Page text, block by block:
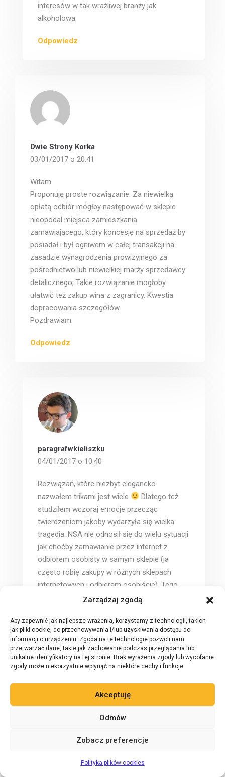
Zarządzaj zgodą
Aby zapewnić jak najlepsze wrażenia, korzystamy z technologii, takich
jak pliki cookie, do przechowywania i/lub uzyskiwania dostępu do
informacji o urządzeniu. Zgoda na te technologie pozwoli nam
przetwarzać dane, takie jak zachowanie podczas przeglądania lub
unikalne identyfikatory na tej stronie. Brak wyrażenia zgody lub wycofanie
zgody może niekorzystnie wpłynąć na niektóre cechy i funkcje.
Akceptuję
Odmów
Zobacz preferencje
Polityka plików cookies
interesów w tak wrażliwej branży jak
alkoholowa.
Odpowiedz
Dwie Strony Korka
03/01/2017 o 20:41
Witam.
Proponuję proste rozwiązanie. Za niewielką
opłatą odbiór mógłby następować w sklepie
nieopodal miejsca zamieszkania
zamawiającego, który koncesję na sprzedaż by
posiadał i był ogniwem w całej transakcji na
zasadzie wynagrodzenia prowizyjnego za
pośrednictwo lub niewielkiej marży sprzedawcy
detalicznego, Takie rozwiązanie mogłoby
ułatwić też zakup wina z zagranicy. Kwestia
dopracowania szczegółów.
Pozdrawiam.
Odpowiedz
paragrafwkieliszku
04/01/2017 o 10:40
Rozwiązań, które niezbyt elegancko
nazwałem trikami jest wiele
Dlatego też
studziłem wczoraj emocje przecząc
twierdzeniom jakoby wydarzyła się wielka
tragedia. NSA nie odnosił się do wielu sytuacji
jak choćby zamawianie przez internet z
odbiorem osobisty w samym sklepie (ja
często robię zakupy w różnych sklepach
internetowych i odbieram osobiście). Tego
typu zachowania nie są objęte sentencją więc
się podpierać wykładnią NSA. Szkoda jedynie,
że wciąż musimy walczyć zamiast spokojnie
prowadzić biznes. Swoją drogą niezły pomysł
z tym sklepem pośrednikiem, ciekawe co
PARPA na to wymyśli